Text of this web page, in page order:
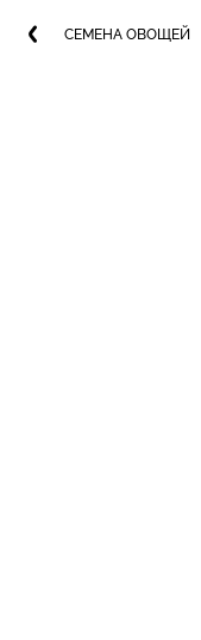
СЕМЕНА ОВОЩЕЙ